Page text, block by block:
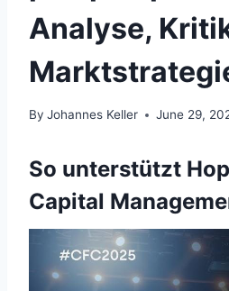
Analyse,
By Johannes Keller June 29,
So unterstützt
Capital